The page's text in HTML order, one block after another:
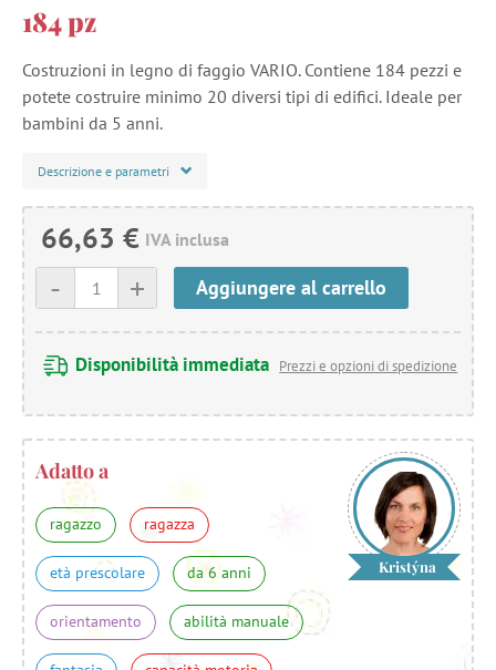
184 pz
Costruzioni in legno di faggio VARIO. Contiene 184 pezzi e
potete costruire minimo 20 diversi tipi di edifici. Ideale per
bambini da 5 anni.
Descrizione e parametri
66,63 € IVA inclusa
+
- Aggiungere al carrello
Disponibilità immediata Prezzi e opzioni di spedizione
Adatto a
ragazzo ragazza
età prescolare da 6 anni
orientamento abilità manuale
Kristýna